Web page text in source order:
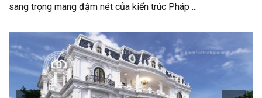
sang trọng mang đậm nét của kiến trúc Pháp ...